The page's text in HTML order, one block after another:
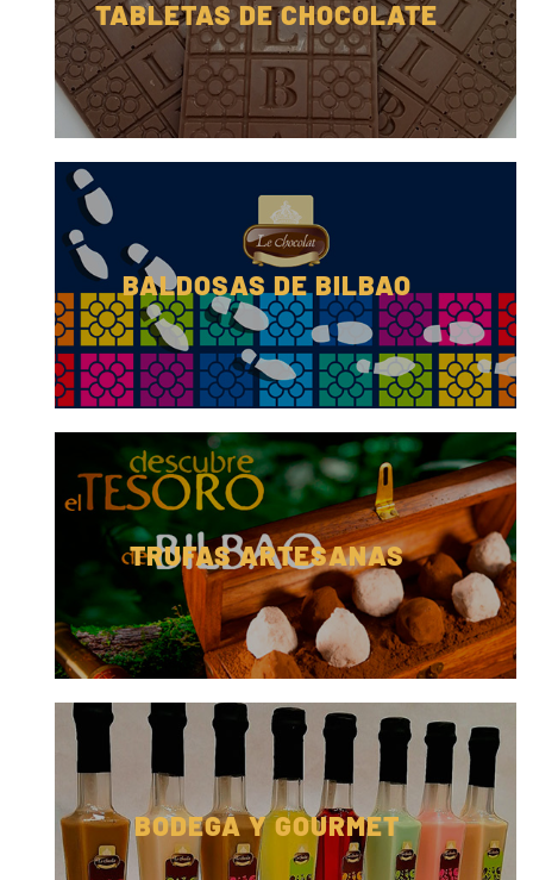
TABLETAS DE CHOCOLATE
BALDOSAS DE BILBAO
TRUFAS ARTESANAS
BODEGA Y GOURMET